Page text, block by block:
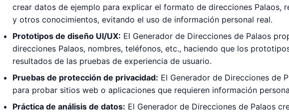
crear datos de ejemplo para explicar el formato de direcciones Palaos,
y otros conocimientos, evitando el uso de información personal real.
Prototipos de diseño UI/UX: El Generador de Direcciones de Palaos
direcciones Palaos, nombres, teléfonos, etc., haciendo que los
resultados de las pruebas de experiencia de usuario.
Pruebas de protección de privacidad: El Generador de Direcciones de
para probar sitios web o aplicaciones que requieren información
Práctica de análisis de datos: El Generador de Direcciones de Palaos